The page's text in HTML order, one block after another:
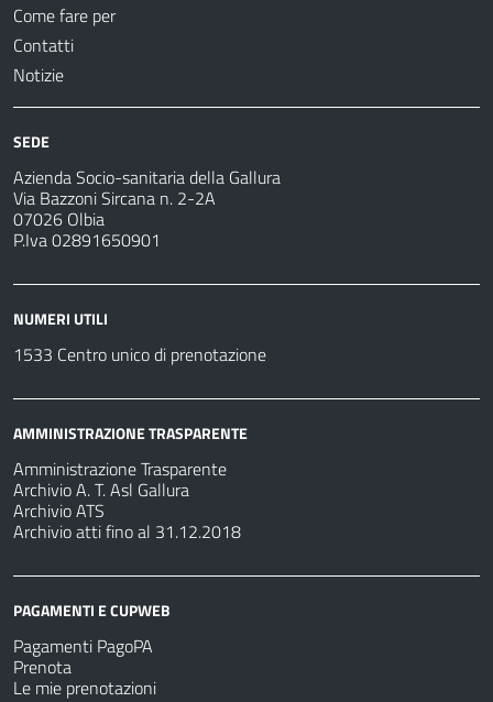
Come fare per
Contatti
Notizie
SEDE
Azienda Socio-sanitaria della Gallura
Via Bazzoni Sircana n. 2-2A
07026 Olbia
P.Iva 02891650901
NUMERI UTILI
1533 Centro unico di prenotazione
AMMINISTRAZIONE TRASPARENTE
Amministrazione Trasparente
Archivio A. T. Asl Gallura
Archivio ATS
Archivio atti fino al 31.12.2018
PAGAMENTI E CUPWEB
Pagamenti PagoPA
Prenota
Le mie prenotazioni